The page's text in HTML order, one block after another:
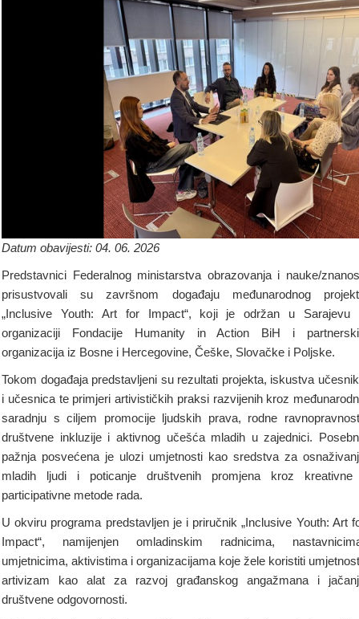
Datum obavijesti: 04. 06. 2026
Predstavnici Federalnog ministarstva obrazovanja i nauke/
prisustvovali su završnom događaju međunarodnog
„Inclusive Youth: Art for Impact“, koji je održan u Sarajevu
organizaciji Fondacije Humanity in Action BiH i
organizacija iz Bosne i Hercegovine, Češke, Slovačke i Poljske.
Tokom događaja predstavljeni su rezultati projekta, iskustva
i učesnica te primjeri artivističkih praksi razvijenih kroz
saradnju s ciljem promocije ljudskih prava, rodne
društvene inkluzije i aktivnog učešća mladih u zajednici.
pažnja posvećena je ulozi umjetnosti kao sredstva za
mladih ljudi i poticanje društvenih promjena kroz
participativne metode rada.
U okviru programa predstavljen je i priručnik „Inclusive Youth: Art
Impact“, namijenjen omladinskim radnicima,
umjetnicima, aktivistima i organizacijama koje žele koristiti
artivizam kao alat za razvoj građanskog angažmana i
društvene odgovornosti.